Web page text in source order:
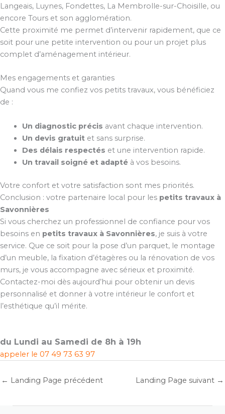
Langeais, Luynes, Fondettes, La Membrolle-sur-Choisille, ou
encore Tours et son agglomération.
Cette proximité me permet d’intervenir rapidement, que ce
soit pour une petite intervention ou pour un projet plus
complet d’aménagement intérieur.
Mes engagements et garanties
Quand vous me confiez vos petits travaux, vous bénéficiez
de :
Un diagnostic précis avant chaque intervention.
Un devis gratuitet sans surprise.
Des délais respectés et une intervention rapide.
Un travail soigné et adaptéà vos besoins.
Votre confort et votre satisfaction sont mes priorités.
Conclusion : votre partenaire local pour les petits travaux à
Savonnières
Si vous cherchez un professionnel de confiance pour vos
besoins en petits travaux à Savonnières, je suis à votre
service. Que ce soit pour la pose d’un parquet, le montage
d’un meuble, la fixation d’étagères ou la rénovation de vos
murs, je vous accompagne avec sérieux et proximité.
Contactez-moi dès aujourd’hui pour obtenir un devis
personnalisé et donner à votre intérieur le confort et
l’esthétique qu’il mérite.
du Lundi au Samedi de 8h à 19h
appeler le 07 49 73 63 97
← Landing Page précédent Landing Page suivant →